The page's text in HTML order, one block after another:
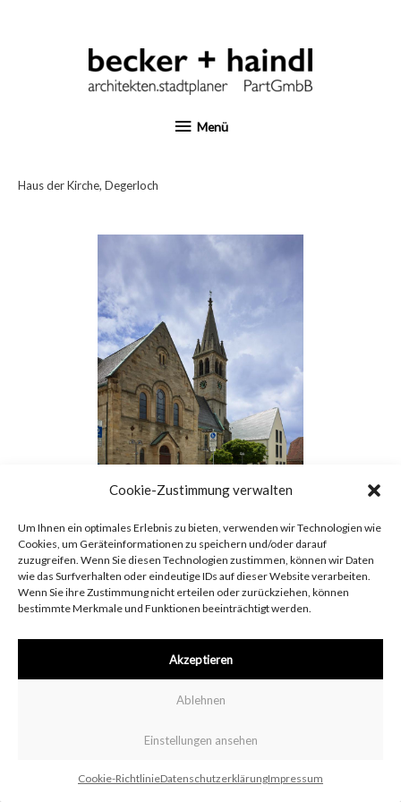
Cookie-Zustimmung verwalten
Um Ihnen ein optimales Erlebnis zu bieten, verwenden wir Technologien wie
Cookies, um Geräteinformationen zu speichern und/oder darauf
zuzugreifen. Wenn Sie diesen Technologien zustimmen, können wir Daten
wie das Surfverhalten oder eindeutige IDs auf dieser Website verarbeiten.
Wenn Sie ihre Zustimmung nicht erteilen oder zurückziehen, können
bestimmte Merkmale und Funktionen beeinträchtigt werden.
Akzeptieren
Ablehnen
Einstellungen ansehen
Cookie-RichtlinieDatenschutzerklärungImpressum
Menü
Menü
Haus der Kirche, Degerloch
Beitragsnavigation